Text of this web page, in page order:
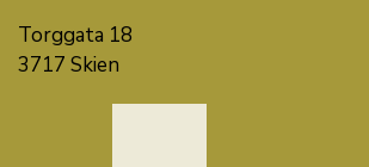
Torggata 18
3717 Skien